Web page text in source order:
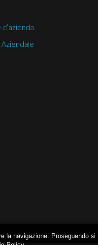
Aziendale
la navigazione. Proseguendo si